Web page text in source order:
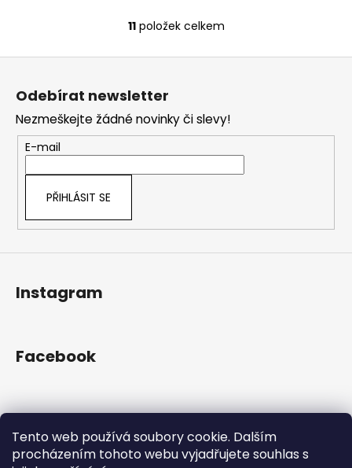
Tento web používá soubory cookie. Dalším
procházením tohoto webu vyjadřujete souhlas s
O
v
a
c
í
p
k
v
11položek celkem
Odebírat newsletter
Nezmeškejte žádné novinky či slevy!
E-mail
PŘIHLÁSIT SE
Instagram
Facebook
Přijímáme online platby